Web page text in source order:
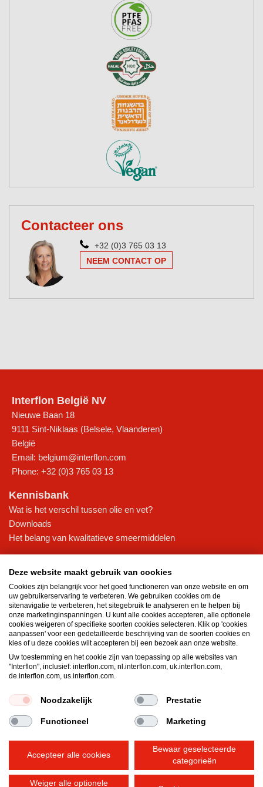
Contacteer ons
+32 (0)3 765 03 13
NEEM CONTACT OP
Interflon België NV
Nieuwe Baan 18
9111 Sint-Niklaas (Belsele, Vlaanderen)
België
Email: belgium@interflon.com
Phone: +32 (0)3 765 03 13
Kennisbank
Wat is het verschil tussen olie en vet?
Downloads
Het belang van kwalitatieve smeermiddelen
Pneumatische olie
Hydraulische olie
Droge smeerolie
Transmissieolie
Aerosols
Interflon Vetten
Hittebestendig vet
Lagetemperatuurvet
Algemene voorwaarden
Privacyverklaring
Wettelijke vermeldingen
Cookiebeleid
Deze website maakt gebruik van cookies
Cookies zijn belangrijk voor het goed functioneren van onze website en om
uw gebruikerservaring te verbeteren. We gebruiken cookies om de
sitenavigatie te verbeteren, het sitegebruik te analyseren en te helpen bij
onze marketinginspanningen. U kunt alle cookies accepteren, alle optionele
cookies weigeren of specifieke soorten cookies selecteren. Klik op 'cookies
aanpassen' voor een gedetailleerde beschrijving van de soorten cookies en
kies of u deze cookies wilt accepteren bij een bezoek aan onze website.
Uw toestemming en het cookie zijn van toepassing op alle websites van
"Interflon", inclusief: interflon.com, nl.interflon.com, uk.interflon.com,
de.interflon.com, us.interflon.com.
Noodzakelijk Prestatie
Functioneel Marketing
Accepteer alle cookies
Bewaar geselecteerde
categorieën
Weiger alle optionele
Hallo! Hoe kunnen we u vandaag helpen?